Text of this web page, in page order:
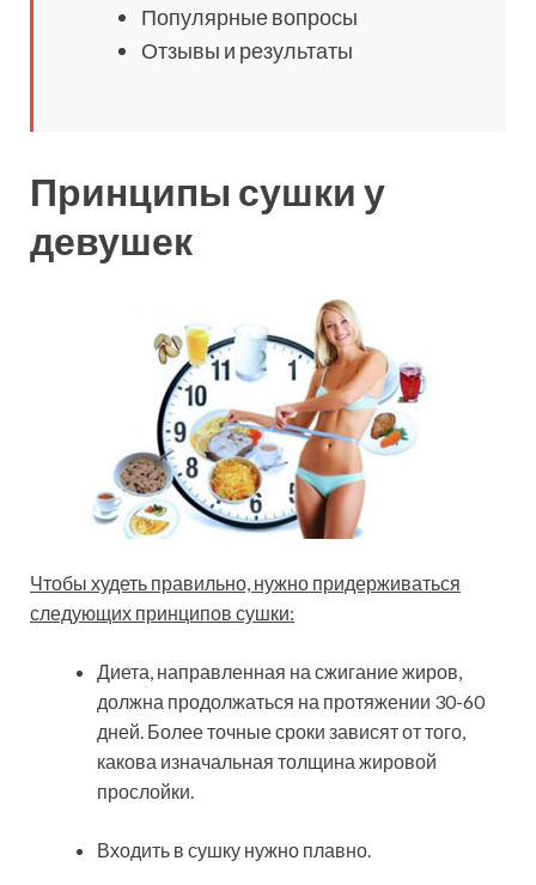
Популярные вопросы
Отзывы и результаты
Принципы сушки у
девушек
Чтобы худеть правильно, нужно придерживаться
следующих принципов сушки:
Диета, направленная на сжигание жиров,
должна продолжаться на протяжении 30-60
дней. Более точные сроки зависят от того,
какова изначальная толщина жировой
прослойки.
Входить в сушку нужно плавно.